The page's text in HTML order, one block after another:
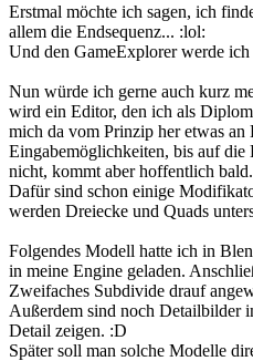
Erstmal möchte ich sagen, ich
allem die Endsequenz... :lol:
Und den GameExplorer werde
Nun würde ich gerne auch kurz
wird ein Editor, den ich als
mich da vom Prinzip her etwas an
Eingabemöglichkeiten, bis auf die
nicht, kommt aber hoffentlich
Dafür sind schon einige
werden Dreiecke und Quads
Folgendes Modell hatte ich in
in meine Engine geladen.
Zweifaches Subdivide drauf
Außerdem sind noch Detailbilder
Detail zeigen. :D
Später soll man solche Modelle